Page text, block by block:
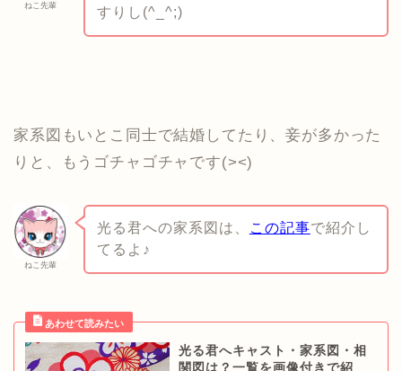
ねこ先輩
すりし(^_^;)
家系図もいとこ同士で結婚してたり、妾が多かった
りと、もうゴチャゴチャです(><)
ねこ先輩
光る君への家系図は、 この記事で紹介し
てるよ♪
光る君へキャスト・家系図・相
関図は？一覧を画像付きで紹